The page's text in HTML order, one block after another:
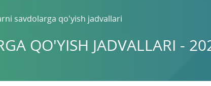
savdolarga qo'yish jadvallari
QO'YISH JADVALLARI -